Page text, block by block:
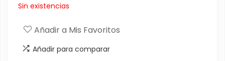
Sin existencias
Añadir a Mis Favoritos
Añadir para comparar